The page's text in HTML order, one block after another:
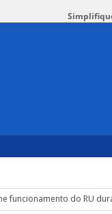
funcionamento do RU